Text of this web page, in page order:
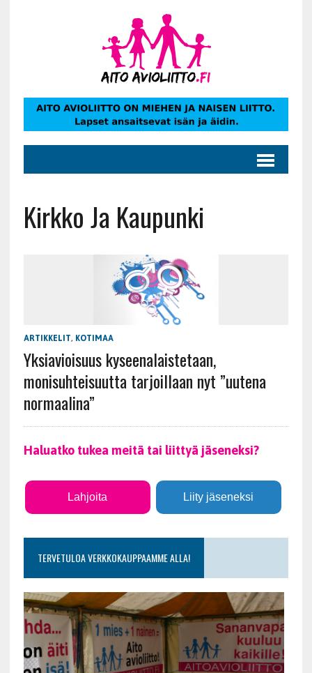
Kirkko Ja Kaupunki
ARTIKKELIT, KOTIMAA
Yksiavioisuus kyseenalaistetaan,
monisuhteisuutta tarjoillaan nyt ”uutena
normaalina”
Haluatko tukea meitä tai liittyä jäseneksi?
Lahjoita Liity jäseneksi
TERVETULOA VERKKOKAUPPAAMME ALLA!